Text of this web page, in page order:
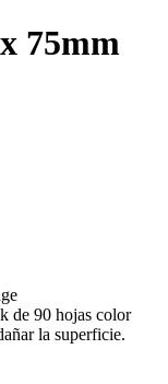
75mm
de 90 hojas color
la superficie.